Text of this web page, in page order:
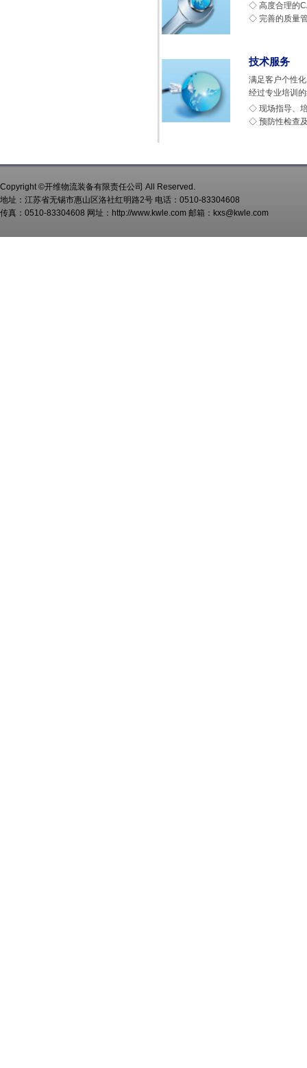
◇ 高度合理的
◇ 完善的质量
技术服务
满足客户个性
经过专业培训
◇ 现场指导、
◇ 预防性检查
Copyright ©开维物流装备有限责任公司 All Reserved.
地址：江苏省无锡市惠山区洛社红明路2号 电话：0510-83304608
传真：0510-83304608 网址：http://www.kwle.com 邮箱：kxs@kwle.com